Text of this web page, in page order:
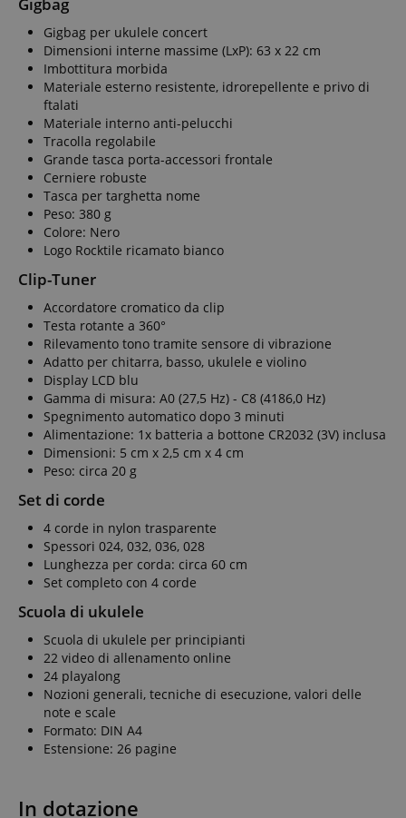
Gigbag per ukulele concert
Dimensioni interne massime (LxP): 63 x 22 cm
Imbottitura morbida
Materiale esterno resistente, idrorepellente e privo di
ftalati
Materiale interno anti-pelucchi
Tracolla regolabile
Grande tasca porta-accessori frontale
Cerniere robuste
Tasca per targhetta nome
Peso: 380 g
Colore: Nero
Logo Rocktile ricamato bianco
Clip-Tuner
Accordatore cromatico da clip
Testa rotante a 360°
Rilevamento tono tramite sensore di vibrazione
Adatto per chitarra, basso, ukulele e violino
Display LCD blu
Gamma di misura: A0 (27,5 Hz) - C8 (4186,0 Hz)
Spegnimento automatico dopo 3 minuti
Alimentazione: 1x batteria a bottone CR2032 (3V) inclusa
Dimensioni: 5 cm x 2,5 cm x 4 cm
Peso: circa 20 g
Set di corde
4 corde in nylon trasparente
Spessori 024, 032, 036, 028
Lunghezza per corda: circa 60 cm
Set completo con 4 corde
Scuola di ukulele
Scuola di ukulele per principianti
22 video di allenamento online
24 playalong
Nozioni generali, tecniche di esecuzione, valori delle
note e scale
Formato: DIN A4
Estensione: 26 pagine
In dotazione